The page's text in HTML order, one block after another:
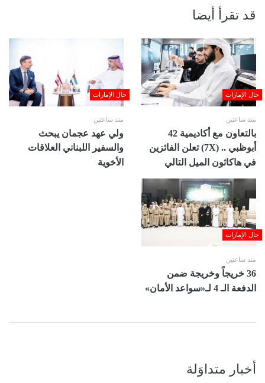
قد تقرأ أيضا
حال الإمارات
منذ ساعتين
بالتعاون مع أكاديمية 42
أبوظبي .. (7X) تعلن الفائزين
في هاكاثون الميل التالي
حال الإمارات
منذ ساعتين
ولي عهد عجمان يبحث
والسفير اللبناني العلاقات
الأخوية
حال الإمارات
منذ ساعتين
36 خريجاً وخريجة ضمن
الدفعة الـ 4 لـ«سواعد الأمان»
أخبار متداوَلة